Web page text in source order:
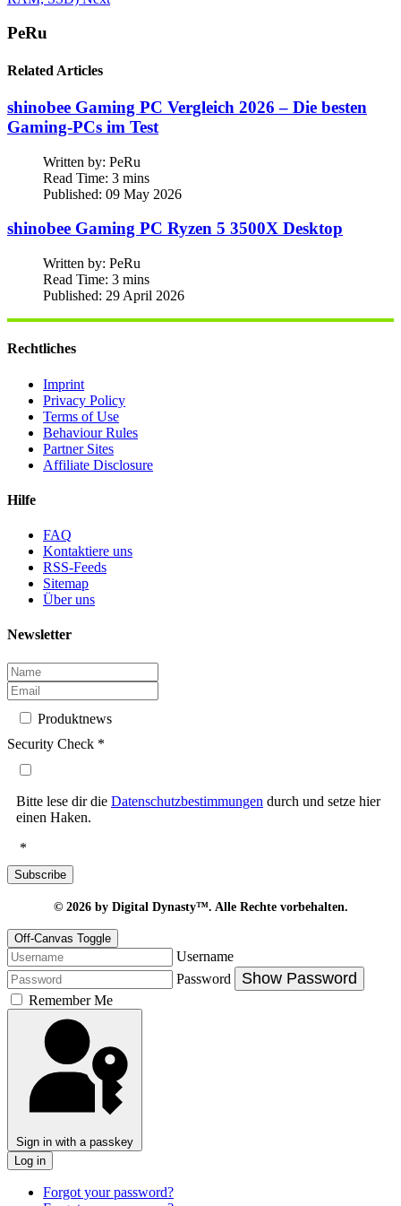
PeRu
Related Articles
shinobee Gaming PC Vergleich 2026 – Die besten
Gaming-PCs im Test
Written by: PeRu
Read Time: 3 mins
Published: 09 May 2026
shinobee Gaming PC Ryzen 5 3500X Desktop
Written by: PeRu
Read Time: 3 mins
Published: 29 April 2026
Rechtliches
Imprint
Privacy Policy
Terms of Use
Behaviour Rules
Partner Sites
Affiliate Disclosure
Hilfe
FAQ
Kontaktiere uns
RSS-Feeds
Sitemap
Über uns
Newsletter
Produktnews
Security Check *
Bitte lese dir die Datenschutzbestimmungen durch und setze hier
einen Haken.
*
Subscribe
© 2026 by Digital Dynasty™. Alle Rechte vorbehalten.
Off-Canvas Toggle
Username
Password
Show Password
Remember Me
Sign in with a passkey
Log in
Forgot your password?